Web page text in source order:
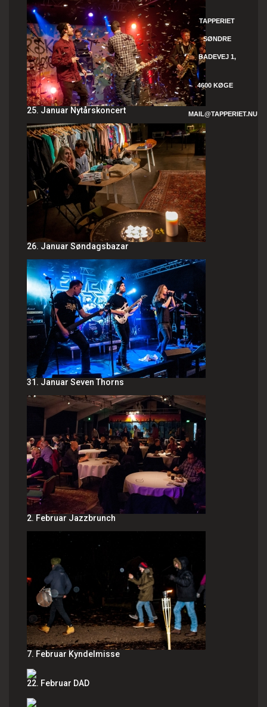
TAPPERIET
SØNDRE
BADEVEJ 1,
4600 KØGE
MAIL@TAPPERIET.NU
25. Januar Nytårskoncert
26. Januar Søndagsbazar
31. Januar Seven Thorns
2. Februar Jazzbrunch
7. Februar Kyndelmisse
22. Februar DAD